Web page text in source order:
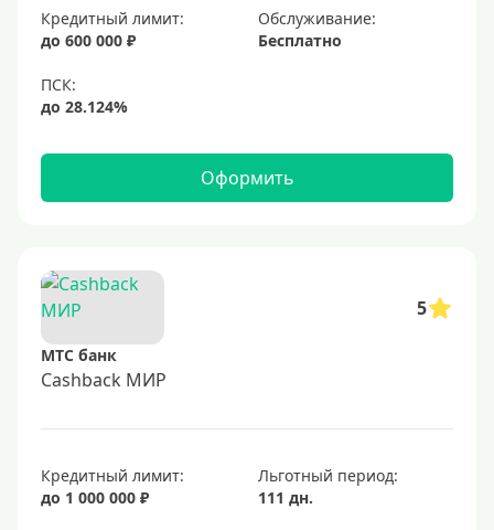
Кредитный лимит:
до 600 000 ₽
Обслуживание:
Бесплатно
Оформить
5
МТС банк
Cashback МИР
Кредитный лимит:
до 1 000 000 ₽
Льготный период:
111 дн.